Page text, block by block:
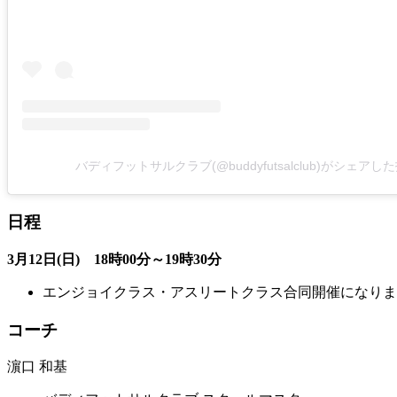
バディフットサルクラブ(@buddyfutsalclub)がシェアした
日程
3月12日(日) 18時00分～19時30分
エンジョイクラス・アスリートクラス合同開催になり
コーチ
濵口 和基